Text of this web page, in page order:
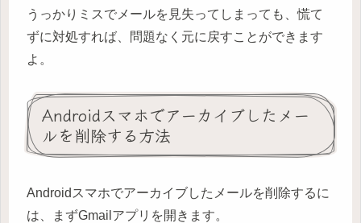
うっかりミスでメールを見失ってしまっても、慌て
ずに対処すれば、問題なく元に戻すことができます
よ。
Androidスマホでアーカイブしたメー
ルを削除する方法
Androidスマホでアーカイブしたメールを削除するに
は、まずGmailアプリを開きます。